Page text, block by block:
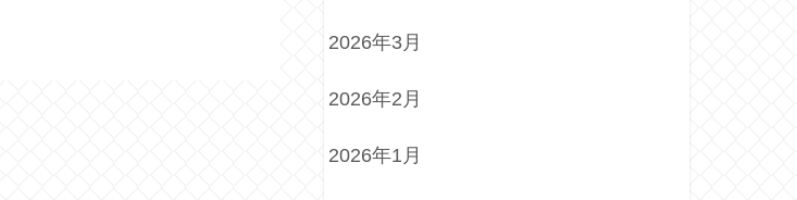
2026年3月
2026年2月
2026年1月